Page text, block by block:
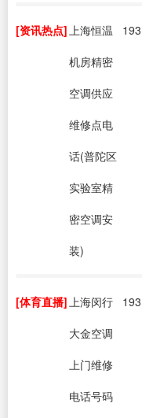
[资讯热点] 上海恒温
机房精密
空调供应
维修点电
话(普陀区
实验室精
密空调安
装)
193
[体育直播] 上海闵行
大金空调
上门维修
电话号码
193